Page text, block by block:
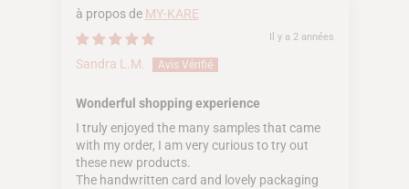
MY-KARE
Il y a 2 années
Sandra L.M.
Wonderful shopping experience
I truly enjoyed the many samples that came
with my order, I am very curious to try out
these new products.
The handwritten card and lovely packaging